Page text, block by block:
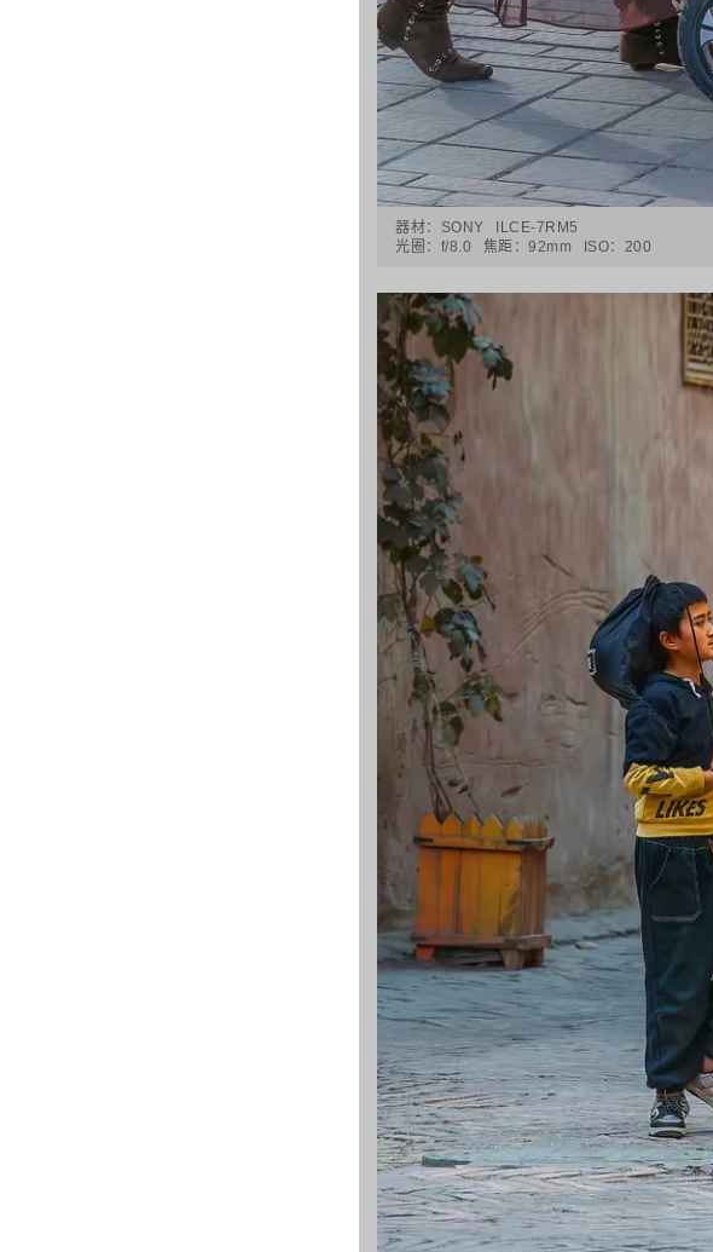
器材： SONY
ILCE-7RM5
光圈： f/8.0 焦距： 92mm ISO： 200